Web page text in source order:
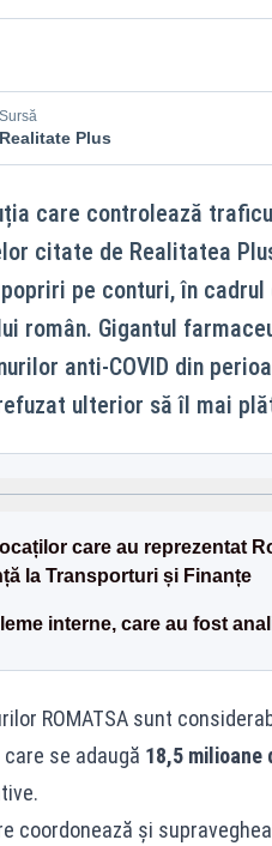
Sursă
Realitate Plus
care controlează
citate de Realitatea
pe conturi, în
român. Gigantul
anti‑COVID din
ulterior să îl mai
care au reprezentat
la Transporturi și Finanțe
interne, care au fost
ROMATSA sunt
se adaugă 18,5 milioane
coordonează și